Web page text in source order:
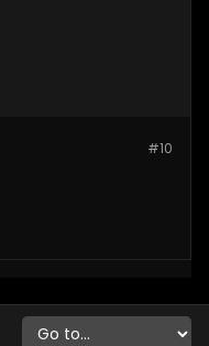
#10